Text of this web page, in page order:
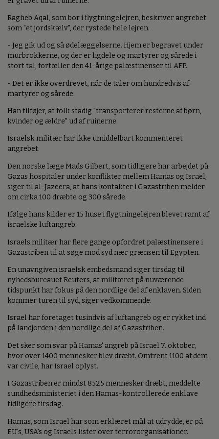
Ragheb Aqal, som bor i flygtningelejren, beskriver angrebet
som "et jordskælv", der rystede hele lejren.
- Jeg gik ud og så ødelæggelserne. Hjem er begravet under
murbrokkerne, og der er ligdele og martyrer og sårede i
stort tal, fortæller den 41-årige palæstinenser til AFP.
- Det er ikke overdrevet, når de taler om hundredvis af
martyrer og sårede.
Han tilføjer, at folk stadig "transporterer resterne af børn,
kvinder og ældre" ud af ruinerne.
Israelsk militær har ikke umiddelbart kommenteret
angrebet.
Den norske læge Mads Gilbert, som tidligere har arbejdet på
Gazas hospitaler under konflikter mellem Hamas og Israel,
siger til al-Jazeera, at hans kontakter i Gazastriben melder
om cirka 100 dræbte og 300 sårede.
Ifølge hans kilder er 15 huse i flygtningelejren blevet ramt af
israelske luftangreb.
Israels militær har flere gange opfordret palæstinensere i
Gazastriben til at søge mod syd nær grænsen til Egypten.
En unavngiven israelsk embedsmand siger tirsdag til
nyhedsbureauet Reuters, at militæret på nuværende
tidspunkt har fokus på den nordlige del af enklaven. Siden
kommer turen til syd, siger vedkommende.
Israel har foretaget tusindvis af luftangreb og er rykket ind
på landjorden i den nordlige del af Gazastriben.
Det sker som svar på Hamas' angreb på Israel 7. oktober,
hvor over 1400 mennesker blev dræbt. Omtrent 1100 af dem
var civile, har Israel oplyst.
I Gazastriben er mindst 8525 mennesker dræbt, meddelte
sundhedsministeriet i den Hamas-kontrollerede enklave
tidligere tirsdag.
Hamas, som Israel har som erklæret mål at udrydde, er på
EU's, USA's og Israels lister over terrororganisationer.